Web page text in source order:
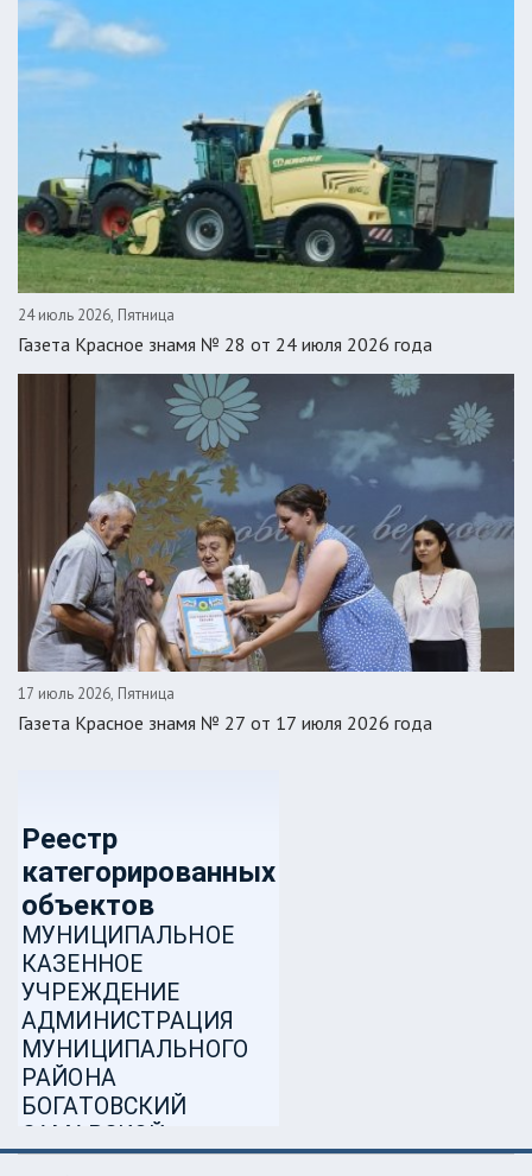
24 июль 2026, Пятница
Газета Красное знамя № 28 от 24 июля 2026 года
17 июль 2026, Пятница
Газета Красное знамя № 27 от 17 июля 2026 года